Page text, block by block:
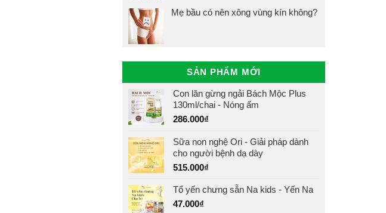
Mẹ bầu có nên xông vùng kín không?
SẢN PHẨM MỚI
Con lăn gừng ngải Bách Mộc Plus
130ml/chai - Nóng ấm
286.000₫
Sữa non nghệ Ori - Giải pháp dành
cho người bệnh dạ dày
515.000₫
Tổ yến chưng sẵn Na kids - Yến Na
47.000₫